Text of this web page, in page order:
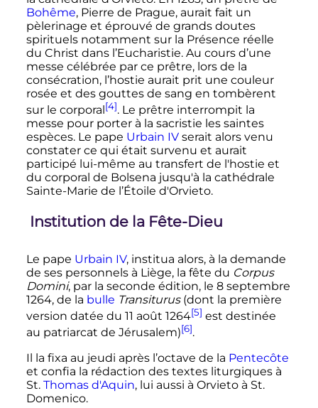
Bohême, Pierre de Prague, aurait fait un
pèlerinage et éprouvé de grands doutes
spirituels notamment sur la Présence réelle
du Christ dans l’Eucharistie. Au cours d’une
messe célébrée par ce prêtre, lors de la
consécration, l’hostie aurait prit une couleur
rosée et des gouttes de sang en tombèrent
sur le corporal [4]. Le prêtre interrompit la
messe pour porter à la sacristie les saintes
espèces. Le pape Urbain IVserait alors venu
constater ce qui était survenu et aurait
participé lui-même au transfert de l'hostie et
du corporal de Bolsena jusqu'à la cathédrale
Sainte-Marie de l’Étoile d'Orvieto.
Institution de la Fête-Dieu
Le pape Urbain IV, institua alors, à la demande
de ses personnels à Liège, la fête du Corpus
Domini, par la seconde édition, le 8 septembre
1264, de la bulle Transiturus(dont la première
version datée du 11 août 1264[5] est destinée
au patriarcat de Jérusalem)[6].
Il la fixa au jeudi après l’octave de la Pentecôte
et confia la rédaction des textes liturgiques à
St. Thomas d'Aquin, lui aussi à Orvieto à St.
Domenico.